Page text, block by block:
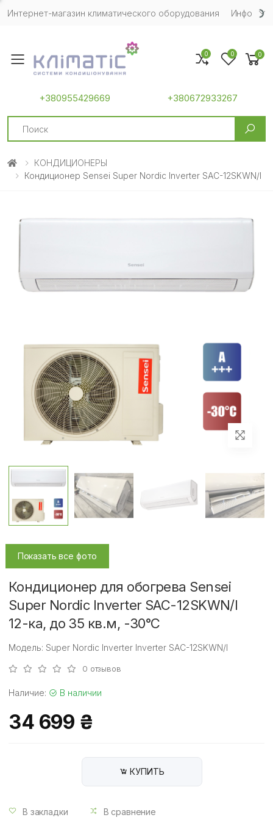
Интернет-магазин климатического оборудования Инфо
Toggle mobile menu
+380955429669 +380672933267
Search
0 0 0
КОНДИЦИОНЕРЫ
Кондиционер Sensei Super Nordic Inverter SAC-12SKWN/I
Показать все фото
Кондиционер для обогрева Sensei
Super Nordic Inverter SAC-12SKWN/I
12-ка, до 35 кв.м, -30°C
Модель: Super Nordic Inverter Inverter SAC-12SKWN/I
0 отзывов
Наличие: В наличии
34 699 ₴
КУПИТЬ
В закладки В сравнение